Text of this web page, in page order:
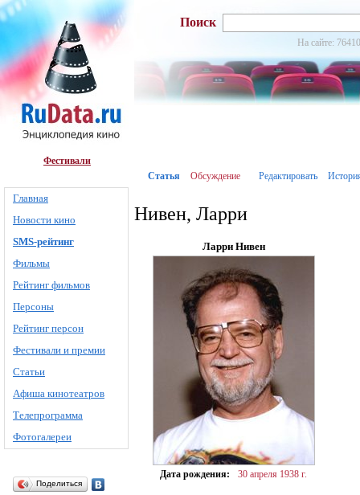
Фестивали
Главная
Новости кино
SMS-рейтинг
Фильмы
Рейтинг фильмов
Персоны
Рейтинг персон
Фестивали и премии
Статьи
Афиша кинотеатров
Телепрограмма
Фотогалереи
Поделиться
Поиск
На сайте:
Статья Обсуждение Редактировать
Нивен, Ларри
Ларри Нивен
Дата рождения: 30 апреля 1938 г.